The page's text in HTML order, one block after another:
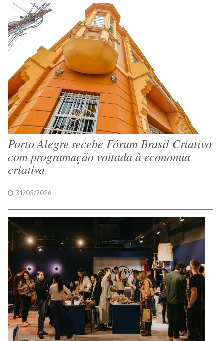
Porto Alegre recebe Fórum Brasil Criativo
com programação voltada à economia
criativa
31/03/2026